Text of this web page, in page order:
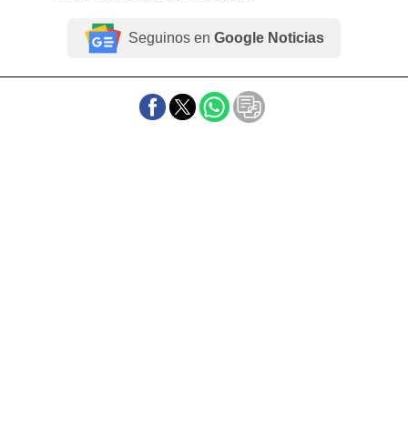
Seguinos en Google Noticias